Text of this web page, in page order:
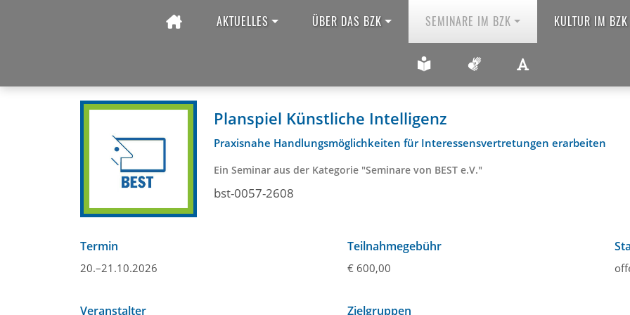
AKTUELLES ÜBER DAS BZK SEMINARE IM BZK KULTUR IM BZK
Planspiel Künstliche Intelligenz
Praxisnahe Handlungsmöglichkeiten für Interessensvertretungen erarbeiten
Ein Seminar aus der Kategorie "Seminare von BEST e.V."
bst-0057-2608
Termin
20.–21.10.2026
Teilnahmegebühr
€ 600,00
Veranstalter Zielgruppen